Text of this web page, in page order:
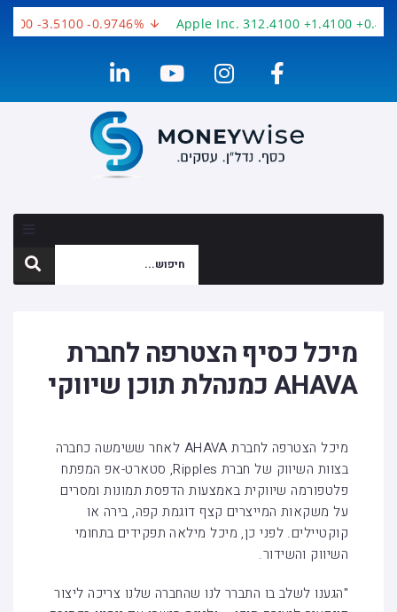
-3.5100 -0.9746% Apple Inc. 312.4100 +1.4100
מיכל כסיף הצטרפה לחברת
AHAVA כמנהלת תוכן שיווקי
מיכל הצטרפה לחברת AHAVA לאחר ששימשה כחברה
בצוות השיווק של חברת Ripples, סטארט-אפ המפתח
פלטפורמה שיווקית באמצעות הדפסת תמונות ומסרים
על משקאות המייצרים קצף דוגמת קפה, בירה או
קוקטיילים. לפני כן, מיכל מילאה תפקידים בתחומי
השיווק והשידור.
"הגענו לשלב בו התברר לנו שהחברה שלנו צריכה ליצור